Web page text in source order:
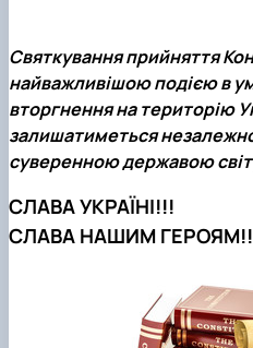
Святкування прийняття
найважливішою подією в
вторгнення на територію
залишатиметься
суверенною державою
СЛАВА УКРАЇНІ!!!
СЛАВА НАШИМ